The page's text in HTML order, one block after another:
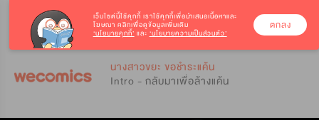
นางสาวขยะ ขอชำระแค้น
Intro - กลับมาเพื่อล้างแค้น
เว็บไซต์นี้ใช้คุกกี้ เราใช้คุกกี้เพื่อนำเสนอเนื้อหาและ
โฆษณา คลิกเพื่อดูข้อมูลเพิ่มเติม
‘นโยบายคุกกี้’ และ ‘นโยบายความเป็นส่วนตัว’
ตกลง